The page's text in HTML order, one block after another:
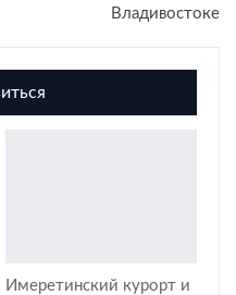
Владивостоке
Имеретинский курорт и